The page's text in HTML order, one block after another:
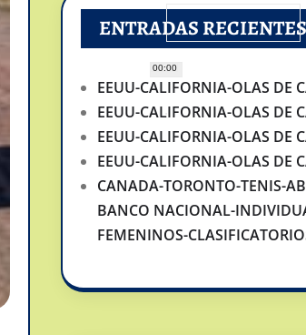
00:00
ENTRADAS RECIENTES
EEUU-CALIFORNIA-OLAS DE
EEUU-CALIFORNIA-OLAS DE
EEUU-CALIFORNIA-OLAS DE
EEUU-CALIFORNIA-OLAS DE
CANADA-TORONTO-TENIS-
BANCO NACIONAL-
FEMENINOS-